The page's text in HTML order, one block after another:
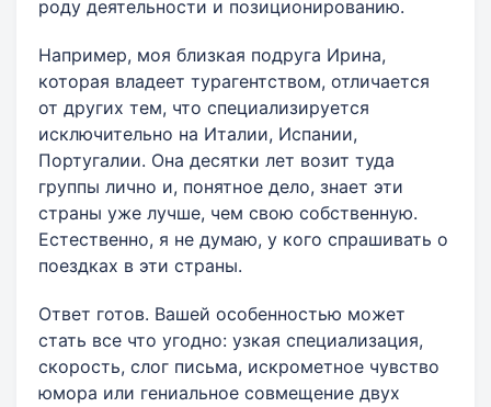
роду деятельности и позиционированию.
Например, моя близкая подруга Ирина,
которая владеет турагентством, отличается
от других тем, что специализируется
исключительно на Италии, Испании,
Португалии. Она десятки лет возит туда
группы лично и, понятное дело, знает эти
страны уже лучше, чем свою собственную.
Естественно, я не думаю, у кого спрашивать о
поездках в эти страны.
Ответ готов. Вашей особенностью может
стать все что угодно: узкая специализация,
скорость, слог письма, искрометное чувство
юмора или гениальное совмещение двух